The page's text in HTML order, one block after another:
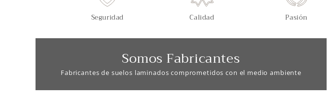
Seguridad Calidad Pasión
Somos Fabricantes
Fabricantes de suelos laminados comprometidos con el medio ambiente